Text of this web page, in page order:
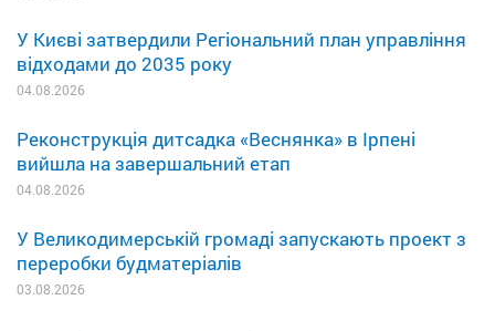
У Києві затвердили Регіональний план управління
відходами до 2035 року
04.08.2026
Реконструкція дитсадка «Веснянка» в Ірпені
вийшла на завершальний етап
04.08.2026
У Великодимерській громаді запускають проект з
переробки будматеріалів
03.08.2026